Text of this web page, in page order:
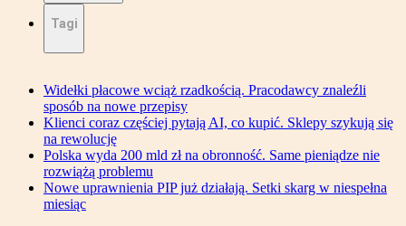
Tagi
Widełki płacowe wciąż rzadkością. Pracodawcy znaleźli
sposób na nowe przepisy
Klienci coraz częściej pytają AI, co kupić. Sklepy szykują się
na rewolucję
Polska wyda 200 mld zł na obronność. Same pieniądze nie
rozwiążą problemu
Nowe uprawnienia PIP już działają. Setki skarg w niespełna
miesiąc